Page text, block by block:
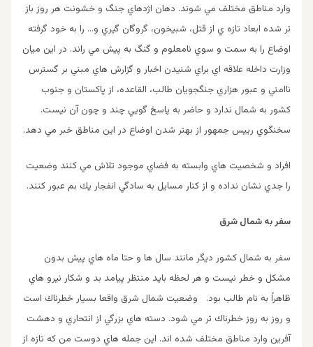
وارد مناطق مختلف مي شوند. دهان اژدهاي جنگ و خشونت هر روز باز
تر شده ابعاد تازه ي از قتل، شبيخون، گروگان گيري و… را به خود گرفته
اوضاع را به سمت و سوي نامعلوم و گنگ به پيش مي راند. در اين ميان
وزارت داخله علاقه اي براي شنيدن اخبار و گزارش هاي مبني بر گسترس
ناامني و عبور هزاري جنگجويان طالب، القاعده، از پاكستان و جنوب
كشور به شمال ندارد و حاضر به پاسخ گويي چند و چون آن نيست.
سخنگوي رييس جمهور از بهتر شدن اوضاع در اين مناطق خبر مي دهد.
افراد و شخصيت هاي وابسته به فضاي موجود تلاش مي كنند وضعيت
را جدي نشان نداده و از كنار مسايل به سادگي انفجار يك بم عبور كنند.
سفر به شمال شرق
سفر به شمال كشور ديگر مانند سال ها و حتا ماه هاي پيش بدون
مشكل و خطر نيست و هر لحظه بايد منتظر پيامد بد و شكار نيرو هاي
ظاهراً به نام طالب بود. وضعيت شمال شرق واقعا بسيار خطرناك است
و روز به روز خطرناك تر مي شود. دسته هاي بزرگي از انتحاري و دهشت
آفرين وارد مناطق مختلف شده اند. اين جمله هاي دوست من كه تازه از